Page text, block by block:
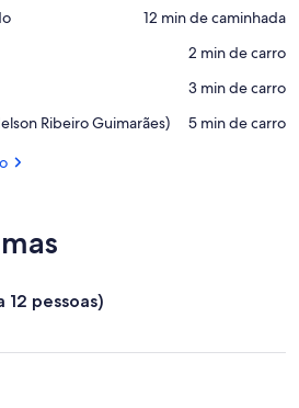
‪12 min de caminhada‬
‪2 min de carro‬
‪3 min de carro‬
Ribeiro Guimarães)
‪5 min de carro‬
12 pessoas)